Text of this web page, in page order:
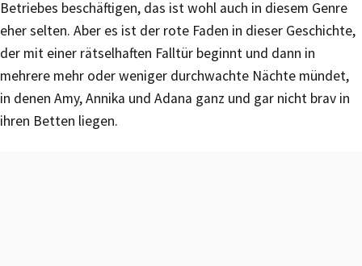
Betriebes beschäftigen, das ist wohl auch in diesem Genre
eher selten. Aber es ist der rote Faden in dieser Geschichte,
der mit einer rätselhaften Falltür beginnt und dann in
mehrere mehr oder weniger durchwachte Nächte mündet,
in denen Amy, Annika und Adana ganz und gar nicht brav in
ihren Betten liegen.